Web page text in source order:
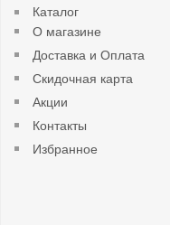
Каталог
О магазине
Доставка и Оплата
Скидочная карта
Акции
Контакты
Избранное